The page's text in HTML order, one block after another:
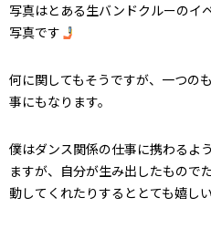
写真はとある生バンドクルーのイ
写真です
何に関してもそうですが、一つの
事にもなります。
僕はダンス関係の仕事に携わるよ
ますが、自分が生み出したもので
動してくれたりするととても嬉し